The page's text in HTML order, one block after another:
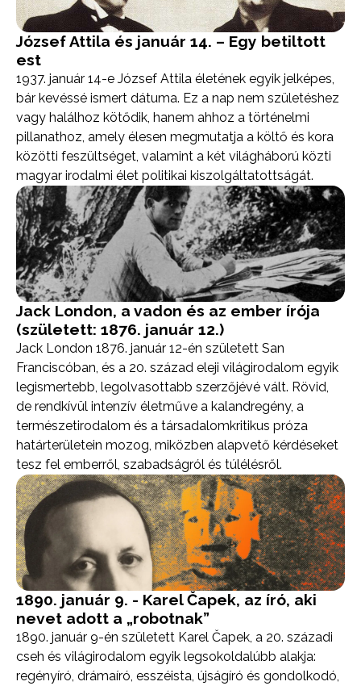
József Attila és január 14. – Egy betiltott
est
1937. január 14-e József Attila életének egyik jelképes,
bár kevéssé ismert dátuma. Ez a nap nem születéshez
vagy halálhoz kötődik, hanem ahhoz a történelmi
pillanathoz, amely élesen megmutatja a költő és kora
közötti feszültséget, valamint a két világháború közti
magyar irodalmi élet politikai kiszolgáltatottságát.
Jack London, a vadon és az ember írója
(született: 1876. január 12.)
Jack London 1876. január 12-én született San
Franciscóban, és a 20. század eleji világirodalom egyik
legismertebb, legolvasottabb szerzőjévé vált. Rövid,
de rendkívül intenzív életműve a kalandregény, a
természetirodalom és a társadalomkritikus próza
határterületein mozog, miközben alapvető kérdéseket
tesz fel emberről, szabadságról és túlélésről.
1890. január 9. - Karel Čapek, az író, aki
nevet adott a „robotnak”
1890. január 9-én született Karel Čapek, a 20. századi
cseh és világirodalom egyik legsokoldalúbb alakja:
regényíró, drámaíró, esszéista, újságíró és gondolkodó,